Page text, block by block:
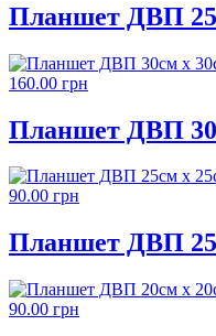
Планшет ДВП
160.00 грн
Планшет ДВП
90.00 грн
Планшет ДВП
90.00 грн